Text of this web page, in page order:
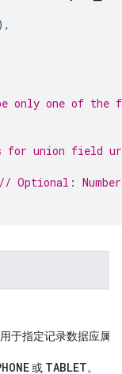
,
only one of the
for union field
// Optional:
于指定记录数据应属
或 TABLET。